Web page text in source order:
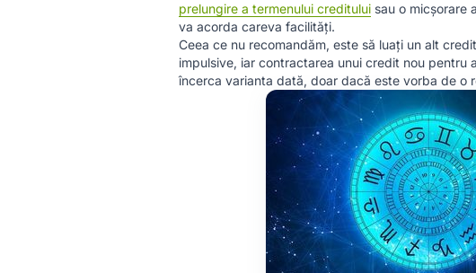
prelungire a termenului creditului sau o micșorare
va acorda careva facilități.
Ceea ce nu recomandăm, este să luați un alt
impulsive, iar contractarea unui credit nou
încerca varianta dată, doar dacă este vorba de o